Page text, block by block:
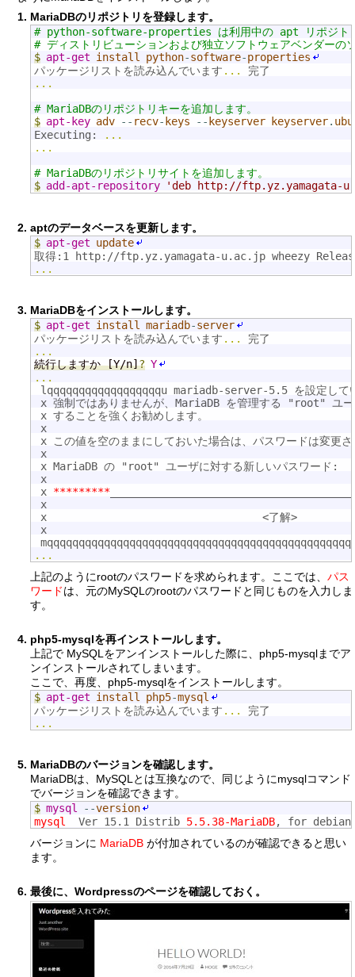
MariaDBのリポジトリを登録します。
# python-software-properties は利用中の apt リポジト
# ディストリビューションおよび独立ソフトウェアベンダー
$ apt-get install python-software-properties
パッケージリストを読み込んでいます ...
完了
...
# MariaDBのリポジトリキーを追加します。
$ apt-key adv -- recv-keys --keyserver keyserver.
Executing:
...
...
# MariaDBのリポジトリサイトを追加します。
$ add-apt-repository 'deb http://ftp.yz.yamagata-
aptのデータベースを更新します。
$ apt-get update
取得:1 http://ftp.yz.yamagata-u.ac.jp wheezy
...
MariaDBをインストールします。
$ apt-get install mariadb-server
パッケージリストを読み込んでいます ...
完了
...
続行しますか [Y/n]? Y
...
lqqqqqqqqqqqqqqqqqqu mariadb-server-5.5 を設定して
x 強制ではありませんが、MariaDB を管理する "root" ユ
x することを強くお勧めします。
x
x この値を空のままにしておいた場合は、パスワードは
x
x MariaDB の "root" ユーザに対する新しいパス
x
x *********
x
x                                  <了解>
x
...
上記のようにrootのパスワードを求められます。ここでは、 パス
ワードは、元のMySQLのrootのパスワードと同じものを入力しま
す。
php5-mysqlを再インストールします。
上記で MySQLをアンインストールした際に、php5-mysqlまでア
ンインストールされてしまいます。
ここで、再度、php5-mysqlをインストールします。
$ apt-get install php5-mysql
パッケージリストを読み込んでいます ...
完了
...
MariaDBのバージョンを確認します。
MariaDBは、MySQLとは互換なので、同じようにmysqlコマンド
でバージョンを確認できます。
$ mysql --version
mysql
  Ver 15.1 Distrib
5.5.38-MariaDB, for
バージョンに MariaDB が付加されているのが確認できると思い
ます。
最後に、Wordpressのページを確認しておく。